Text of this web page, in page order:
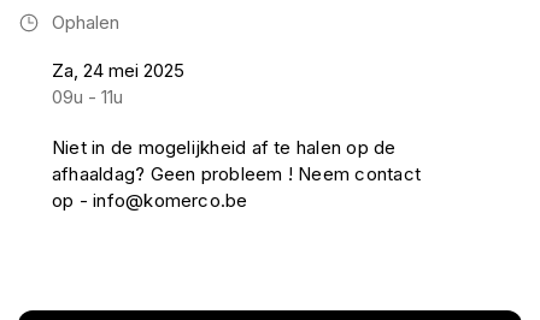
Ophalen
Za, 24 mei 2025
09u - 11u
Niet in de mogelijkheid af te halen op de
afhaaldag? Geen probleem ! Neem contact
op - info@komerco.be